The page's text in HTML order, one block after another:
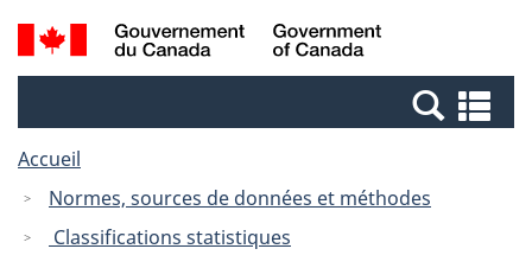
Passer
au
Passer
à
Canada
Recherche
et
et
Accueil
Normes, sources de données et méthodes
Classifications statistiques